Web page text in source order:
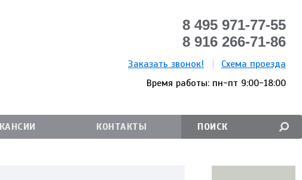
8 495 971-77-55
8 916 266-71-86
Заказать звонок!
Схема проезда
Время работы: пн-пт 9:00-18:00
КОНТАКТЫ